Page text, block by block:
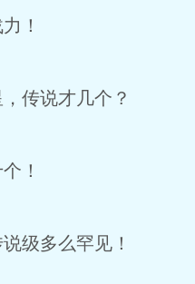
！
传说才几个？
！
级多么罕见！